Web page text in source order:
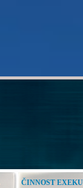
ČINNOST